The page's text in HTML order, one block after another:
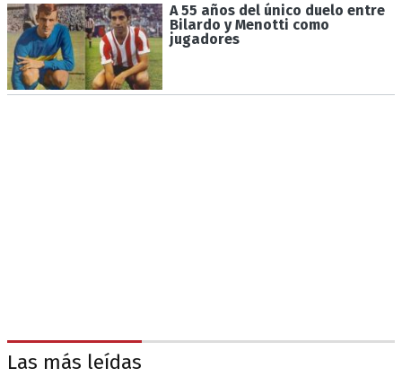
A 55 años del único duelo entre
Bilardo y Menotti como
jugadores
Las más leídas